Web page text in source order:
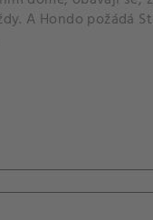
A Hondo požádá